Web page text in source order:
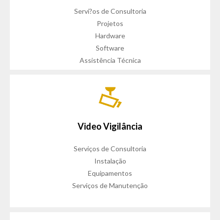
Servi?os de Consultoria
Projetos
Hardware
Software
Assistência Técnica
Video Vigilância
Serviços de Consultoria
Instalação
Equipamentos
Serviços de Manutenção